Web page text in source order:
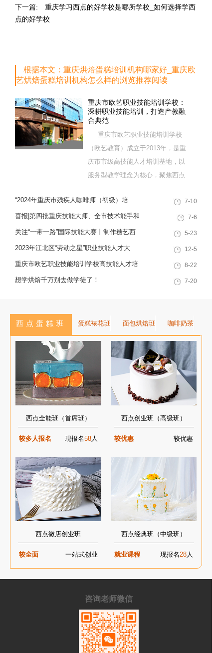
下一篇:
重庆学习西点的好学校是哪所学校_如何选择学西
点的好学校
根据本文：重庆烘焙蛋糕培训机构哪家好_重庆欧
艺烘焙蛋糕培训机构怎么样的浏览推荐阅读
重庆市欧艺职业技能培训学校：
深耕职业技能培训，打造产教融
合典范
重庆市欧艺职业技能培训学校
（欧艺教育）成立于2013年，是重
庆市市级高技能人才培训基地，以
服务型教学理念为核心，聚焦西点
十余载，致力于培养兼具社会责任
感与创新思维的复合型行业高技能
人才，是集技能培训、证书认定、
“2024年重庆市残疾人咖啡师（初级）培
训”职业技能提升计划活动
7-10
喜报|第四批重庆技能大师、全市技术能手和
巴渝青年技能之星名单出炉，重庆欧艺职业
技能培训学校技能人才榜上有名！
7-6
关注“一带一路”国际技能大赛丨制作糖艺西
点，看手艺更考验审美
5-23
2023年江北区“劳动之星”职业技能人才大
赛，我校选手荣获互联网营销师第一名
12-5
重庆市欧艺职业技能培训学校高技能人才培
训基地建设专家指导会会议简报
8-22
想学烘焙千万别去做学徒了！ 7-20
西点蛋糕班 蛋糕裱花班 面包烘焙班 咖啡奶茶
西点全能班（首席班）
较多人报名 现报名58人
西点创业班（高级班）
较优惠 较优惠
西点微店创业班
较全面 一站式创业
西点经典班（中级班）
就业课程 现报名28人
咨询老师微信